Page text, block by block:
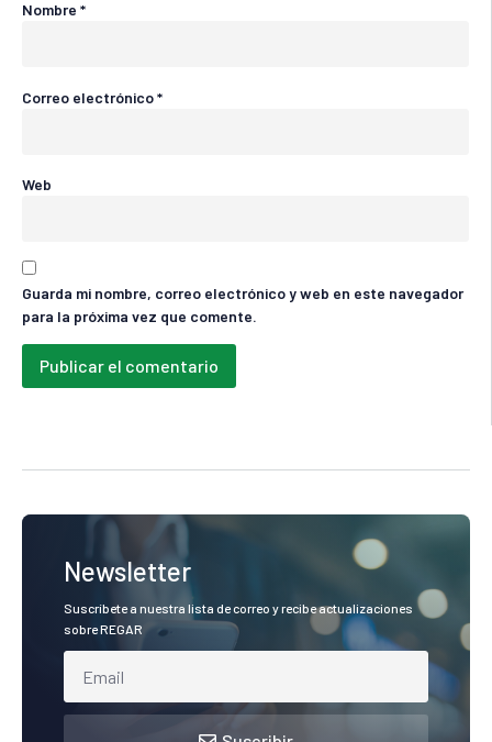
Nombre *
Correo electrónico*
Web
Guarda mi nombre, correo electrónico y web en este navegador
para la próxima vez que comente.
Newsletter
Suscríbete a nuestra lista de correo y recibe actualizaciones
sobre REGAR